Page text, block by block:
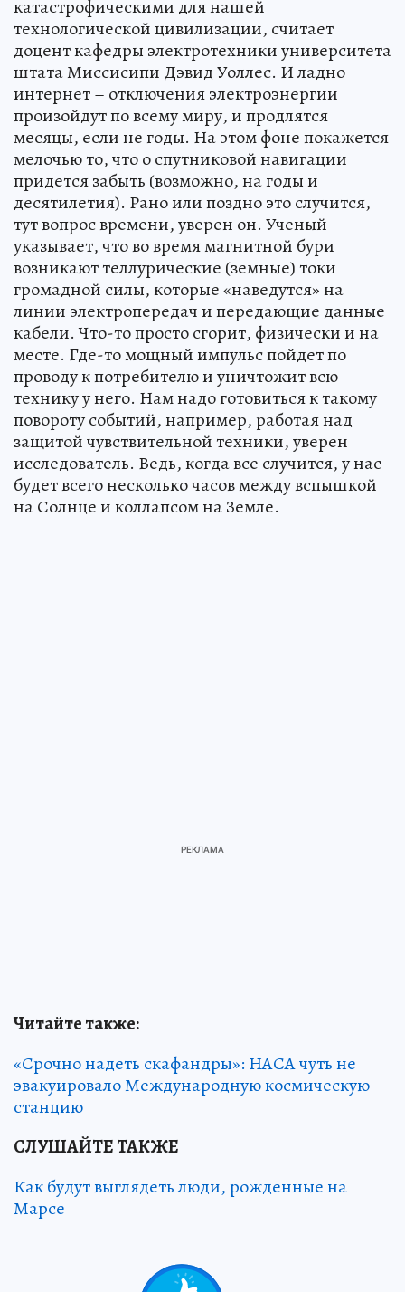
катастрофическими для нашей
технологической цивилизации, считает
доцент кафедры электротехники университета
штата Миссисипи Дэвид Уоллес. И ладно
интернет – отключения электроэнергии
произойдут по всему миру, и продлятся
месяцы, если не годы. На этом фоне покажется
мелочью то, что о спутниковой навигации
придется забыть (возможно, на годы и
десятилетия). Рано или поздно это случится,
тут вопрос времени, уверен он. Ученый
указывает, что во время магнитной бури
возникают теллурические (земные) токи
громадной силы, которые «наведутся» на
линии электропередач и передающие данные
кабели. Что-то просто сгорит, физически и на
месте. Где-то мощный импульс пойдет по
проводу к потребителю и уничтожит всю
технику у него. Нам надо готовиться к такому
повороту событий, например, работая над
защитой чувствительной техники, уверен
исследователь. Ведь, когда все случится, у нас
будет всего несколько часов между вспышкой
на Солнце и коллапсом на Земле.
Читайте также:
«Срочно надеть скафандры»: НАСА чуть не
эвакуировало Международную космическую
станцию
СЛУШАЙТЕ ТАКЖЕ
Как будут выглядеть люди, рожденные на
Марсе